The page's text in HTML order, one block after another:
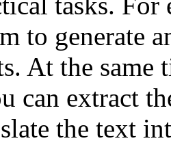
to generate
At the
can extract
the text